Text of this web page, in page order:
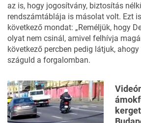
az is, hogy jogosítvány, biztosítás
rendszámtáblája is másolat volt. Ezt
következő mondat: „Reméljük, hogy
olyat nem csinál, amivel felhívja
következő percben pedig látjuk,
száguld a forgalomban.